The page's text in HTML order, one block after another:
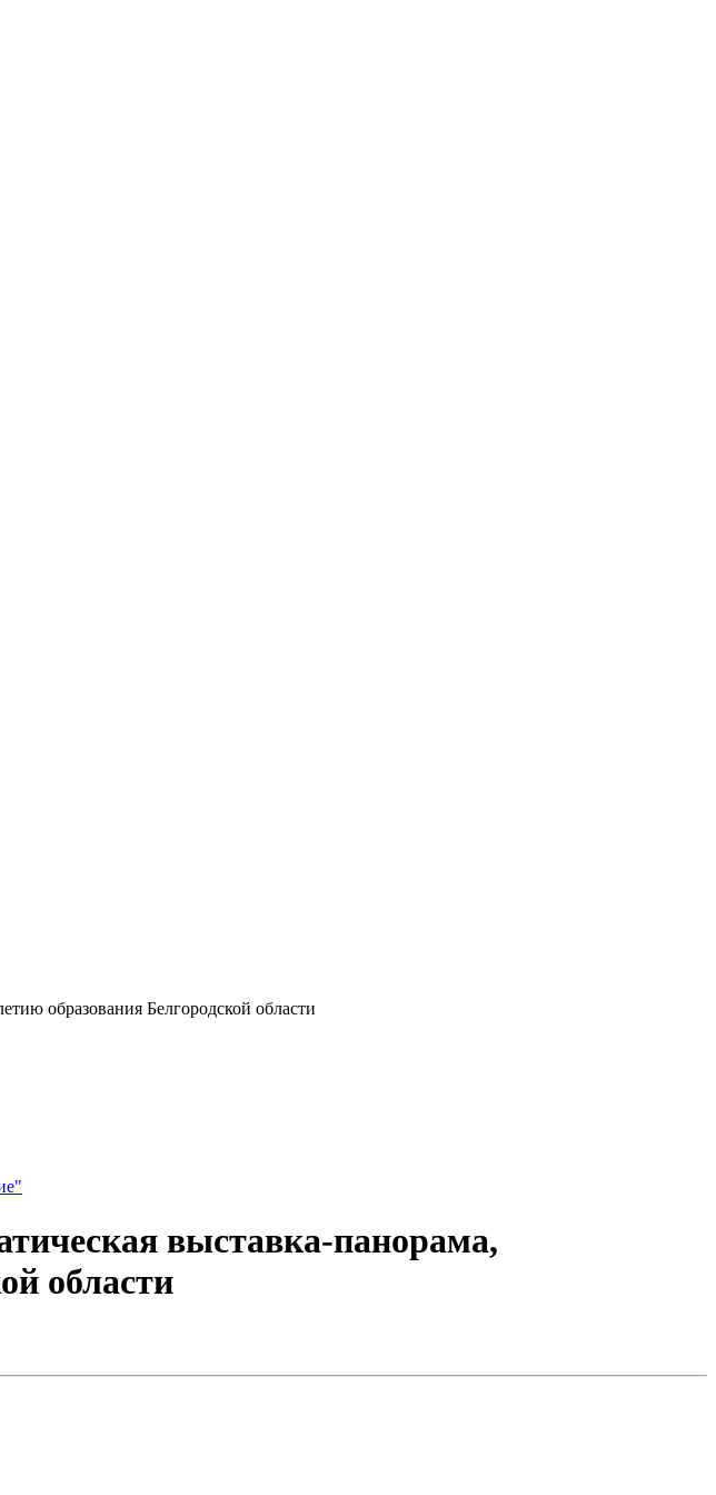
образования Белгородской области
выставка-панорама,
области